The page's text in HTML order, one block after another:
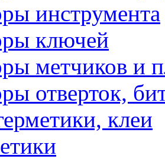
инструмента
ключей
метчиков и
отверток,
клеи